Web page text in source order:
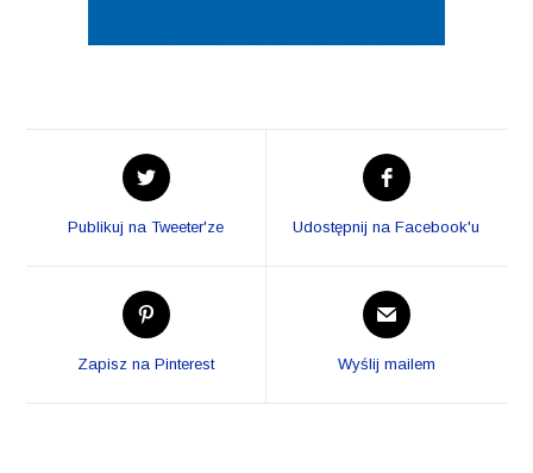
Opens
in
new
Publikuj na Tweeter'ze
Opens
in
new
Udostępnij na Facebook'u
Opens
in
Zapisz na Pinterest
Opens
in
new
Wyślij mailem